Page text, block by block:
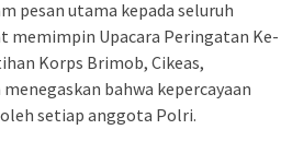
pesan utama kepada seluruh
memimpin Upacara Peringatan Ke-
Korps Brimob, Cikeas,
bahwa kepercayaan
setiap anggota Polri.